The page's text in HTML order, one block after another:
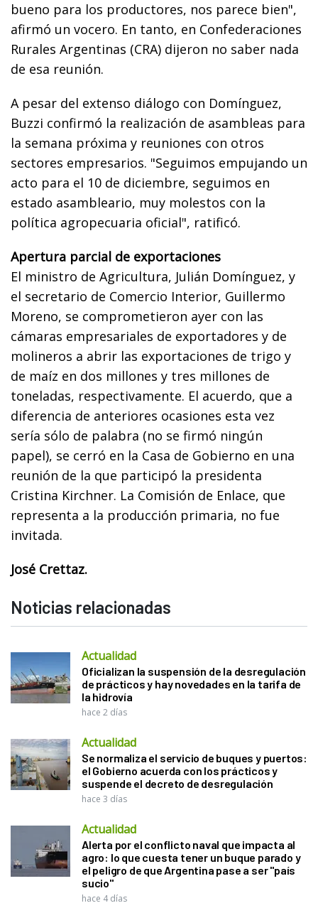
bueno para los productores, nos parece bien",
afirmó un vocero. En tanto, en Confederaciones
Rurales Argentinas (CRA) dijeron no saber nada
de esa reunión.
A pesar del extenso diálogo con Domínguez,
Buzzi confirmó la realización de asambleas para
la semana próxima y reuniones con otros
sectores empresarios. "Seguimos empujando un
acto para el 10 de diciembre, seguimos en
estado asambleario, muy molestos con la
política agropecuaria oficial", ratificó.
Apertura parcial de exportaciones
El ministro de Agricultura, Julián Domínguez, y
el secretario de Comercio Interior, Guillermo
Moreno, se comprometieron ayer con las
cámaras empresariales de exportadores y de
molineros a abrir las exportaciones de trigo y
de maíz en dos millones y tres millones de
toneladas, respectivamente. El acuerdo, que a
diferencia de anteriores ocasiones esta vez
sería sólo de palabra (no se firmó ningún
papel), se cerró en la Casa de Gobierno en una
reunión de la que participó la presidenta
Cristina Kirchner. La Comisión de Enlace, que
representa a la producción primaria, no fue
invitada.
José Crettaz.
Noticias relacionadas
Actualidad
Oficializan la suspensión de la desregulación
de prácticos y hay novedades en la tarifa de
la hidrovía
hace 2 días
Actualidad
Se normaliza el servicio de buques y puertos:
el Gobierno acuerda con los prácticos y
suspende el decreto de desregulación
hace 3 días
Actualidad
Alerta por el conflicto naval que impacta al
agro: lo que cuesta tener un buque parado y
el peligro de que Argentina pase a ser "país
sucio"
hace 4 días